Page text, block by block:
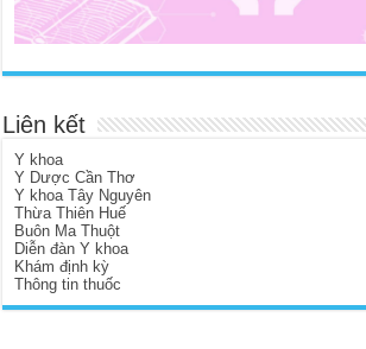
Liên kết
Y khoa
Y Dược Cần Thơ
Y khoa Tây Nguyên
Thừa Thiên Huế
Buôn Ma Thuột
Diễn đàn Y khoa
Khám định kỳ
Thông tin thuốc